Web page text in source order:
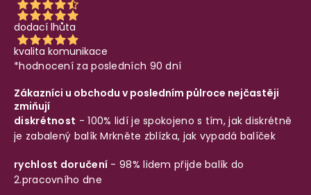
dodací lhůta
kvalita komunikace
*hodnocení za posledních 90 dní
Zákazníci u obchodu v posledním půlroce nejčastěji
zmiňují
diskrétnost - 100% lidí je spokojeno s tím, jak diskrétně
je zabalený balíkMrkněte zblízka, jak vypadá balíček
rychlost doručení - 98% lidem přijde balík do
2.pracovního dne